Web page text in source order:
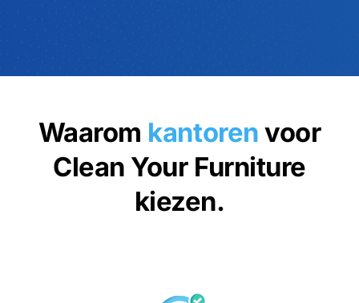
Waarom kantorenvoor
Clean Your Furniture
kiezen.